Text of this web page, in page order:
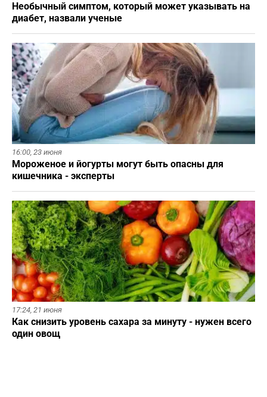
Необычный симптом, который может указывать на
диабет, назвали ученые
16:00, 23 июня
Мороженое и йогурты могут быть опасны для
кишечника - эксперты
17:24, 21 июня
Как снизить уровень сахара за минуту - нужен всего
один овощ